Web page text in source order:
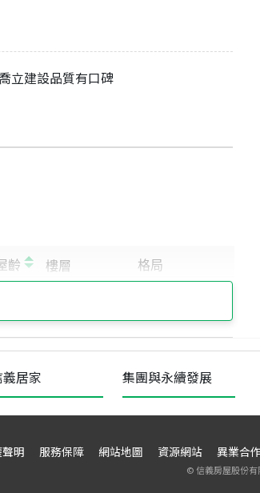
喬立建設品質有口碑
義居家 集團與永續發展
明 服務保障 網站地圖 資源網站 異業合
©信義房屋股份有